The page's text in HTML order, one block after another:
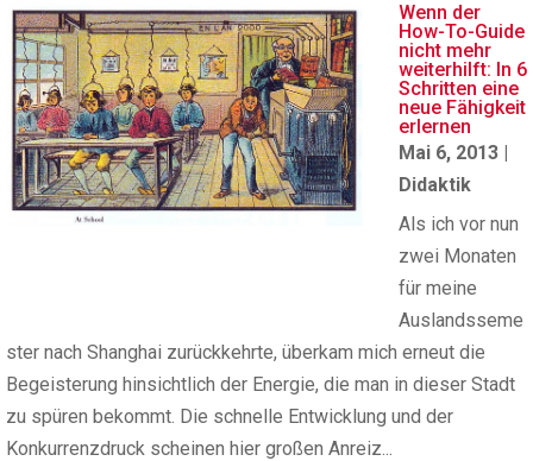
Wenn der
How-To-Guide
nicht mehr
weiterhilft: In 6
Schritten eine
neue Fähigkeit
erlernen
Mai 6, 2013 |
Didaktik
Als ich vor nun
zwei Monaten
für meine
Auslandsseme
ster nach Shanghai zurückkehrte, überkam mich erneut die
Begeisterung hinsichtlich der Energie, die man in dieser Stadt
zu spüren bekommt. Die schnelle Entwicklung und der
Konkurrenzdruck scheinen hier großen Anreiz...